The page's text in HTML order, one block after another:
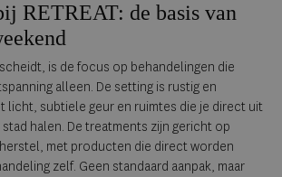
RETREAT: de basis van
is de focus op behandelingen die
alleen. De setting is rustig en
licht, subtiele geur en ruimtes die je direct uit
stad halen. De treatments zijn gericht op
met producten die direct worden
zelf. Geen standaard aanpak, maar